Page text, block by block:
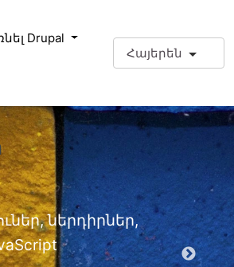
Drupal
Հայերեն
ներդիրներ,
EPT